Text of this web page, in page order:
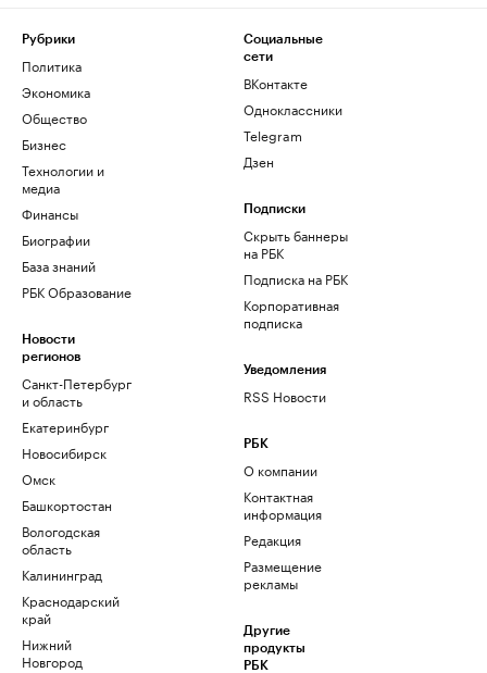
Рубрики
Политика
Экономика
Общество
Бизнес
Технологии и
медиа
Финансы
Биографии
База знаний
РБК Образование
Новости
регионов
Санкт-Петербург
и область
Екатеринбург
Новосибирск
Омск
Башкортостан
Вологодская
область
Калининград
Краснодарский
край
Нижний
Новгород
Социальные
сети
ВКонтакте
Одноклассники
Telegram
Дзен
Подписки
Скрыть баннеры
на РБК
Подписка на РБК
Корпоративная
подписка
Уведомления
RSS Новости
РБК
О компании
Контактная
информация
Редакция
Размещение
рекламы
Другие
продукты
РБК